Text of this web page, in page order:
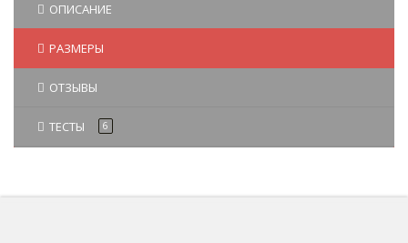
ОПИСАНИЕ
РАЗМЕРЫ
ОТЗЫВЫ
ТЕСТЫ 6